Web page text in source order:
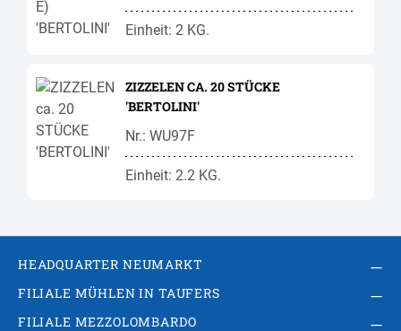
Einheit: 2 KG.
ZIZZELEN CA. 20 STÜCKE
'BERTOLINI'
Nr.: WU97F
Einheit: 2.2 KG.
HEADQUARTER NEUMARKT
FILIALE MÜHLEN IN TAUFERS
FILIALE MEZZOLOMBARDO